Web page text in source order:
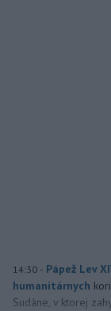
14:30 - Pápež Lev
humanitárnych
Sudáne, v ktorej